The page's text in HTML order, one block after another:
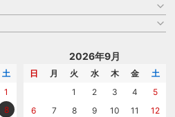
土
1
8
2026年9月
日 月 火 水 木 金
土
1
2 3 4
5
6
7 8 9 10 11
12